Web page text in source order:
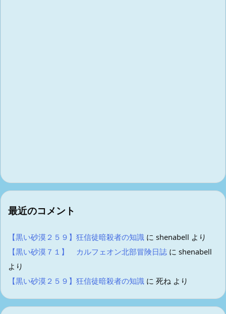
最近のコメント
【黒い砂漠２５９】狂信徒暗殺者の知識 に shenabell より
【黒い砂漠７１】 カルフェオン北部冒険日誌 に shenabell
より
【黒い砂漠２５９】狂信徒暗殺者の知識 に 死ね より